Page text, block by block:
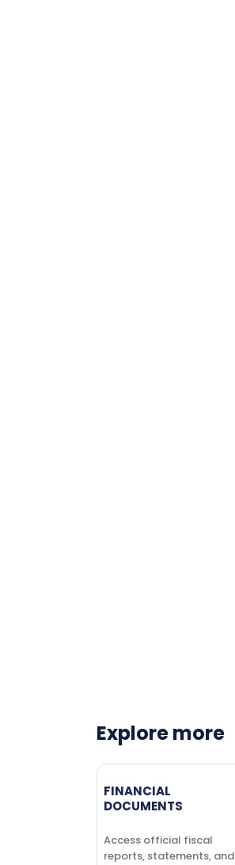
Explore more
FINANCIAL
DOCUMENTS
Access official fiscal
reports, statements, and